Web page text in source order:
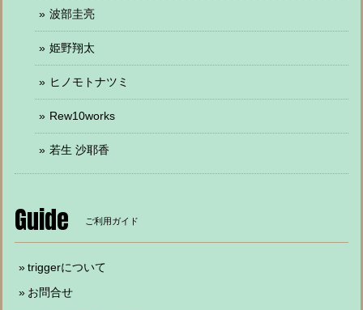
波部圭亮
姫野翔太
ヒノモトナツミ
Rew10works
若生 沙耶香
Guide ご利用ガイド
triggerについて
お問合せ